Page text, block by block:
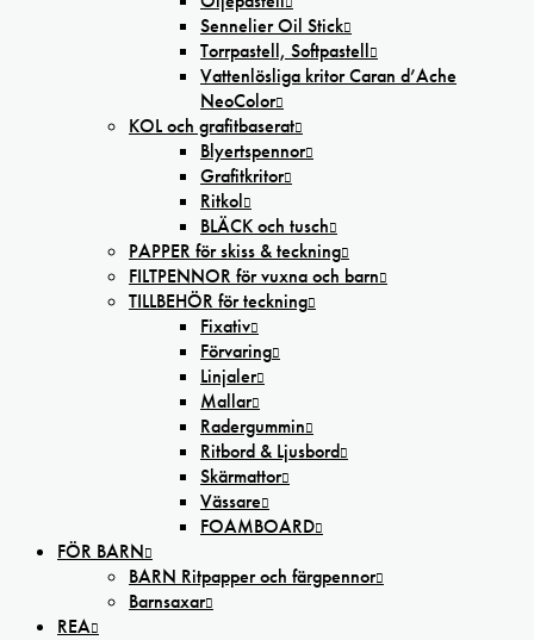
Sennelier Oil Stick
Torrpastell, Softpastell
Vattenlösliga kritor Caran d’Ache
NeoColor
KOL och grafitbaserat
Blyertspennor
Grafitkritor
Ritkol
BLÄCK och tusch
PAPPER för skiss & teckning
FILTPENNOR för vuxna och barn
TILLBEHÖR för teckning
Fixativ
Förvaring
Linjaler
Mallar
Radergummin
Ritbord & Ljusbord
Skärmattor
Vässare
FOAMBOARD
FÖR BARN
BARN Ritpapper och färgpennor
Barnsaxar
REA